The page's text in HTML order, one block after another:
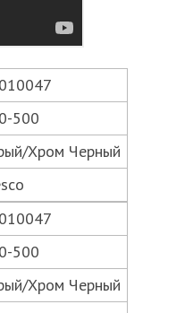
500
Хром Черный
500
Хром Черный